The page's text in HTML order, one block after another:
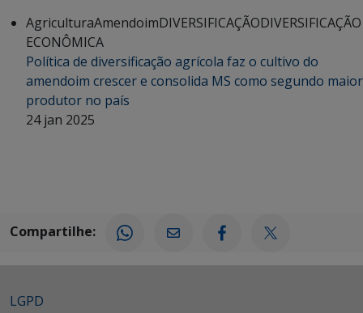
AgriculturaAmendoimDIVERSIFICAÇÃODIVERSIFICAÇÃO
ECONÔMICA
Política de diversificação agrícola faz o cultivo do
amendoim crescer e consolida MS como segundo maior
produtor no país
24 jan 2025
Compartilhe:
LGPD